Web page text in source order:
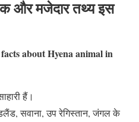
और मजेदार तथ्य इस
about Hyena animal in
हैं।
सवाना, उप रेगिस्तान, जंगल के